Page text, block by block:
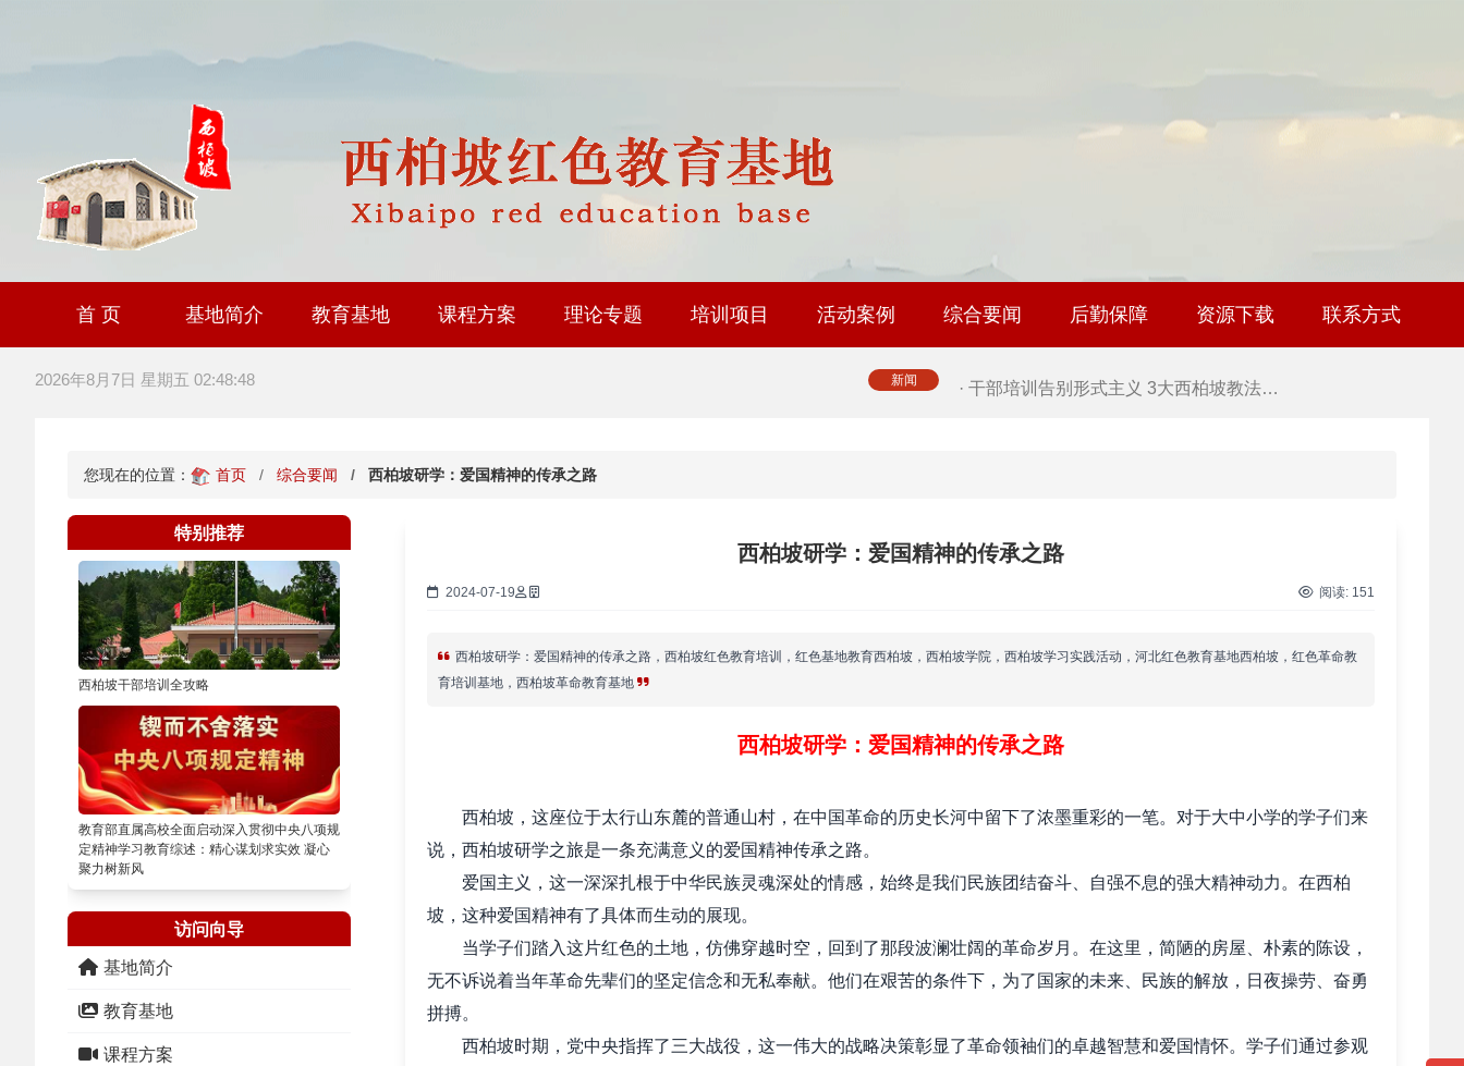
首 页 基地简介 教育基地 课程方案 理论专题 培训项目
政协委员履职能力提升
人大代表履职能力提升
工会系统干部研修
乡村振兴专题培训
社会治理专题培训
中层履职能力提升
大思政课实践研修
红色教育研学课程
活动案例 综合要闻 后勤保障 资源下载 联系方式
2026年8月7日 星期五 02:48:48 新闻
· 2026年干部培训提质增效三大路径，揭…
· 新时代干部培训筑牢理想信念，探秘西…
· 干部培训告别形式主义 3大西柏坡教法…
您现在的位置： 首页 综合要闻 西柏坡研学：爱国精神的传承之路
特别推荐
西柏坡干部培训全攻略
教育部直属高校全面启动深入贯彻中央八项规
定精神学习教育综述：精心谋划求实效 凝心
聚力树新风
访问向导
基地简介
教育基地
课程方案
西柏坡研学：爱国精神的传承之路
2024-07-19 阅读: 151
西柏坡研学：爱国精神的传承之路，西柏坡红色教育培训，红色基地教育西柏坡，西柏坡学院，西柏坡学习实践活动，河北红色教育基地西柏坡，红色革命教
育培训基地，西柏坡革命教育基地
西柏坡研学：爱国精神的传承之路
西柏坡，这座位于太行山东麓的普通山村，在中国革命的历史长河中留下了浓墨重彩的一笔。对于大中小学的学子们来
说，西柏坡研学之旅是一条充满意义的爱国精神传承之路。
爱国主义，这一深深扎根于中华民族灵魂深处的情感，始终是我们民族团结奋斗、自强不息的强大精神动力。在西柏
坡，这种爱国精神有了具体而生动的展现。
当学子们踏入这片红色的土地，仿佛穿越时空，回到了那段波澜壮阔的革命岁月。在这里，简陋的房屋、朴素的陈设，
无不诉说着当年革命先辈们的坚定信念和无私奉献。他们在艰苦的条件下，为了国家的未来、民族的解放，日夜操劳、奋勇
拼搏。
西柏坡时期，党中央指挥了三大战役，这一伟大的战略决策彰显了革命领袖们的卓越智慧和爱国情怀。学子们通过参观